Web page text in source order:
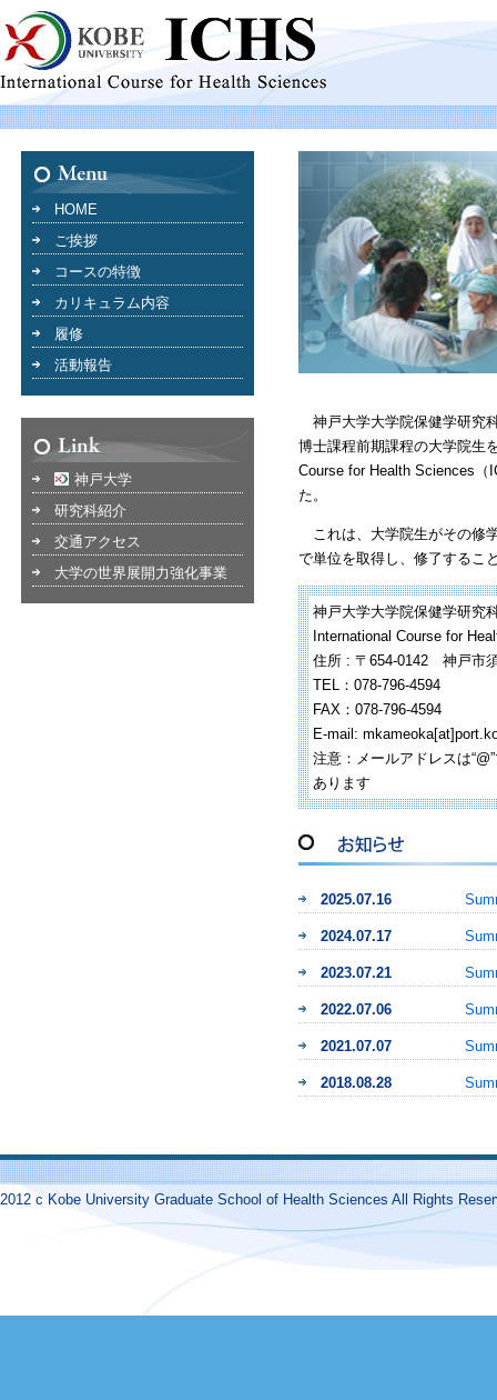
HOME
ご挨拶
コースの特徴
カリキュラム内容
履修
活動報告
神戸大学
研究科紹介
交通アクセス
大学の世界展開力強化事業
神戸大学大学院保健学研究
博士課程前期課程の大学院生
Course for Health Sciences（
た。
これは、大学院生がその修
で単位を取得し、修了するこ
神戸大学大学院保健学研究
International Course for
住所 : 〒654-0142 神戸市
TEL：078-796-4594
FAX：078-796-4594
E-mail:
注意：メールアドレスは
あります
2025.07.16
2024.07.17
2023.07.21
2022.07.06
2021.07.07
2018.08.28
2016.08.08
2016.01.26
2015.08.27
2012 c Kobe University Graduate School of Health Sciences All Rights